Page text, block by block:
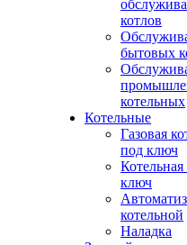
котлов
бытовых
котельных
Котельные
Газовая
под ключ
ключ
котельной
Наладка